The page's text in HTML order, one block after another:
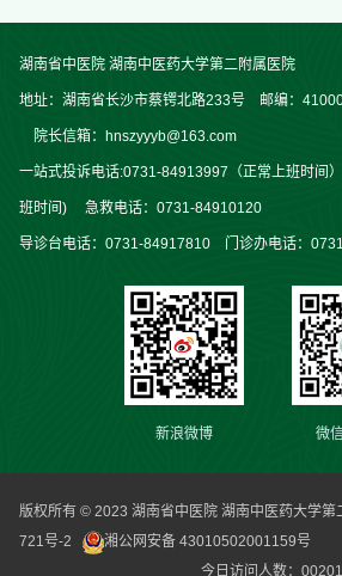
湖南省中医院 湖南中医药大学第二附属医院
地址：湖南省长沙市蔡锷北路233号 邮编：
院长信箱：hnszyyyb@163.com
一站式投诉电话:0731-84913997（正常上班时间
班时间) 急救电话：0731-84910120
导诊台电话：0731-84917810 门诊办电话：
新浪微博 微
版权所有 © 2023 湖南省中医院 湖南中医药大学第
721号-2
湘公网安备 43010502001159号
今日访问人数：00201